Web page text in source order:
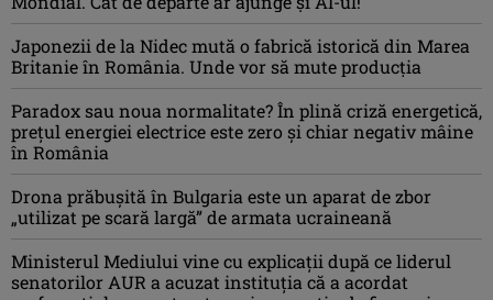
Japonezii de la Nidec mută o fabrică istorică din Marea
Britanie în România. Unde vor să mute producția
Paradox sau noua normalitate? În plină criză energetică,
prețul energiei electrice este zero și chiar negativ mâine
în România
Drona prăbuşită în Bulgaria este un aparat de zbor
„utilizat pe scară largă” de armata ucraineană
Ministerul Mediului vine cu explicații după ce liderul
senatorilor AUR a acuzat instituția că a acordat